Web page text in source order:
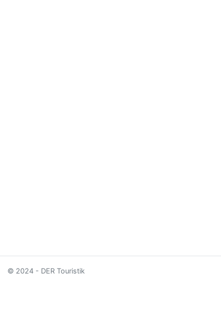
© 2024 - DER Touristik